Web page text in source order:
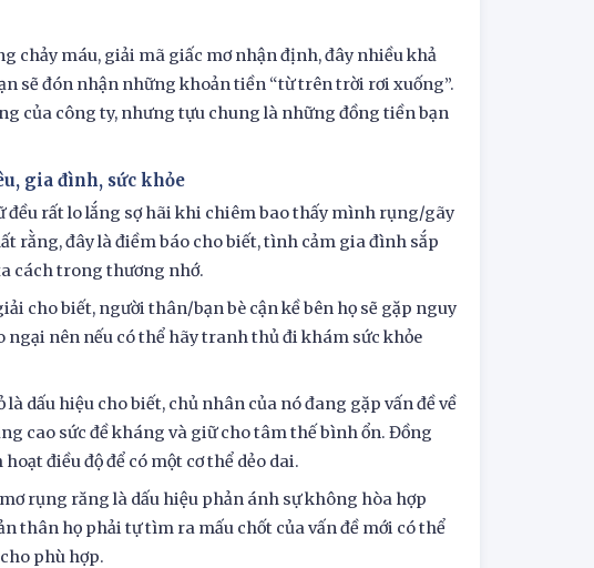
chảy máu, giải mã giấc mơ nhận định, đây nhiều khả
sẽ đón nhận những khoản tiền “từ trên trời rơi xuống”.
của công ty, nhưng tựu chung là những đồng tiền bạn
gia đình, sức khỏe
rất lo lắng sợ hãi khi chiêm bao thấy mình rụng/gãy
rằng, đây là điềm báo cho biết, tình cảm gia đình sắp
cách trong thương nhớ.
cho biết, người thân/bạn bè cận kề bên họ sẽ gặp nguy
nên nếu có thể hãy tranh thủ đi khám sức khỏe
dấu hiệu cho biết, chủ nhân của nó đang gặp vấn đề về
cao sức đề kháng và giữ cho tâm thế bình ổn. Đồng
điều độ để có một cơ thể dẻo dai.
rụng răng là dấu hiệu phản ánh sự không hòa hợp
thân họ phải tự tìm ra mấu chốt của vấn đề mới có thể
phù hợp.